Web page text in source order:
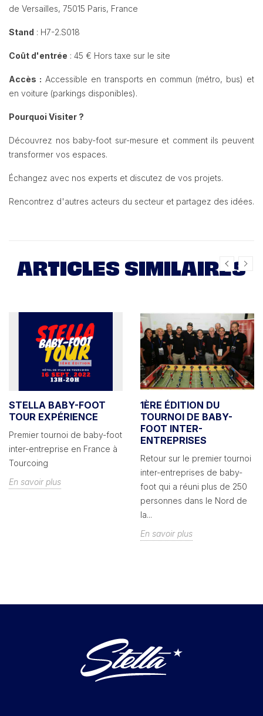
de Versailles, 75015 Paris, France
Stand : H7-2.S018
Coût d'entrée : 45 € Hors taxe sur le site
Accès : Accessible en transports en commun (métro, bus) et
en voiture (parkings disponibles).
Pourquoi Visiter ?
Découvrez nos baby-foot sur-mesure et comment ils peuvent
transformer vos espaces.
Échangez avec nos experts et discutez de vos projets.
Rencontrez d'autres acteurs du secteur et partagez des idées.
ARTICLES SIMILAIRES
STELLA BABY-FOOT
TOUR EXPÉRIENCE
Premier tournoi de baby-foot
inter-entreprise en France à
Tourcoing
En savoir plus
1ÈRE ÉDITION DU
TOURNOI DE BABY-
FOOT INTER-
ENTREPRISES
Retour sur le premier tournoi
inter-entreprises de baby-
foot qui a réuni plus de 250
personnes dans le Nord de
la...
En savoir plus